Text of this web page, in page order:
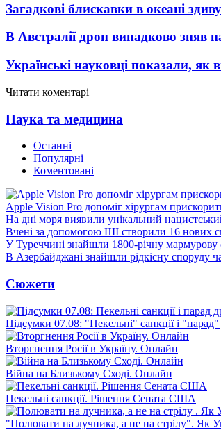
Загадкові блискавки в океані
В Австралії дрон випадково зняв
Українські науковці показали,
Читати коментарі
Наука та медицина
Останні
Популярні
Коментовані
Apple Vision Pro допоміг хірургам
На дні моря виявили унікальний
Вчені за допомогою ШІ створили 16 нових
У Туреччині знайшли 1800-річну мармурову
В Азербайджані знайшли рідкісну споруду
Сюжети
Підсумки 07.08: "Пекельні" санкції і "парад"
Вторгнення Росії в Україну. Онлайн
Війна на Близькому Сході. Онлайн
Пекельні санкції. Рішення Сената США
"Полювати на лучника, а не на стрілу". Як